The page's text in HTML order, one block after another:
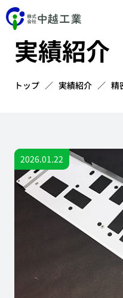
Case
実績紹介
トップ 実績紹介 精
2026.01.22